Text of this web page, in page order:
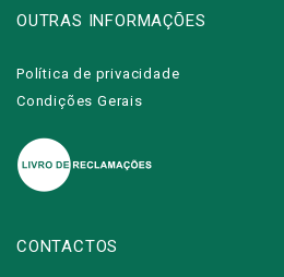
OUTRAS INFORMAÇÕES
Política de privacidade
Condições Gerais
CONTACTOS